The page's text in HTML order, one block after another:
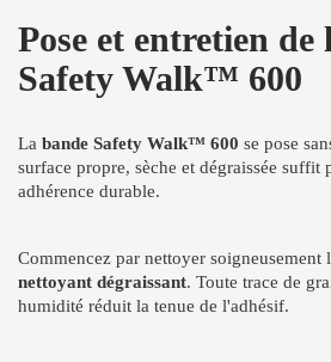
Pose et entretien de
Safety Walk™ 600
La bande Safety Walk™ 600 se pose
surface propre, sèche et dégraissée suffit
adhérence durable.
Commencez par nettoyer soigneusement
nettoyant dégraissant. Toute trace de
humidité réduit la tenue de l'adhésif.